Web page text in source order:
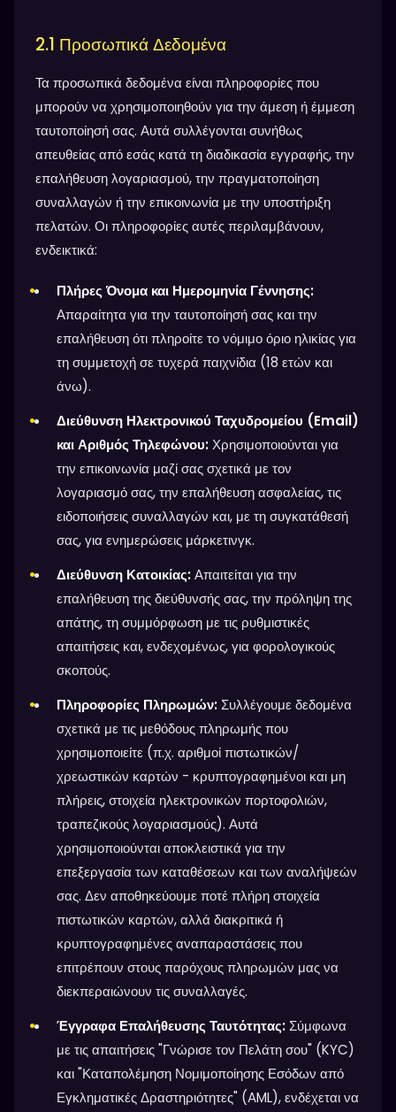
2.1 Προσωπικά Δεδομένα
Τα προσωπικά δεδομένα είναι πληροφορίες που
μπορούν να χρησιμοποιηθούν για την άμεση ή έμμεση
ταυτοποίησή σας. Αυτά συλλέγονται συνήθως
απευθείας από εσάς κατά τη διαδικασία εγγραφής, την
επαλήθευση λογαριασμού, την πραγματοποίηση
συναλλαγών ή την επικοινωνία με την υποστήριξη
πελατών. Οι πληροφορίες αυτές περιλαμβάνουν,
ενδεικτικά:
Πλήρες Όνομα και Ημερομηνία Γέννησης:
Απαραίτητα για την ταυτοποίησή σας και την
επαλήθευση ότι πληροίτε το νόμιμο όριο ηλικίας για
τη συμμετοχή σε τυχερά παιχνίδια (18 ετών και
άνω).
Διεύθυνση Ηλεκτρονικού Ταχυδρομείου (Email)
και Αριθμός Τηλεφώνου:Χρησιμοποιούνται για
την επικοινωνία μαζί σας σχετικά με τον
λογαριασμό σας, την επαλήθευση ασφαλείας, τις
ειδοποιήσεις συναλλαγών και, με τη συγκατάθεσή
σας, για ενημερώσεις μάρκετινγκ.
Διεύθυνση Κατοικίας:Απαιτείται για την
επαλήθευση της διεύθυνσής σας, την πρόληψη της
απάτης, τη συμμόρφωση με τις ρυθμιστικές
απαιτήσεις και, ενδεχομένως, για φορολογικούς
σκοπούς.
Πληροφορίες Πληρωμών:Συλλέγουμε δεδομένα
σχετικά με τις μεθόδους πληρωμής που
χρησιμοποιείτε (π.χ. αριθμοί πιστωτικών/
χρεωστικών καρτών - κρυπτογραφημένοι και μη
πλήρεις, στοιχεία ηλεκτρονικών πορτοφολιών,
τραπεζικούς λογαριασμούς). Αυτά
χρησιμοποιούνται αποκλειστικά για την
επεξεργασία των καταθέσεων και των αναλήψεών
σας. Δεν αποθηκεύουμε ποτέ πλήρη στοιχεία
πιστωτικών καρτών, αλλά διακριτικά ή
κρυπτογραφημένες αναπαραστάσεις που
επιτρέπουν στους παρόχους πληρωμών μας να
διεκπεραιώνουν τις συναλλαγές.
Έγγραφα Επαλήθευσης Ταυτότητας:Σύμφωνα
με τις απαιτήσεις "Γνώρισε τον Πελάτη σου" (KYC)
και "Καταπολέμηση Νομιμοποίησης Εσόδων από
Εγκληματικές Δραστηριότητες" (AML), ενδέχεται να